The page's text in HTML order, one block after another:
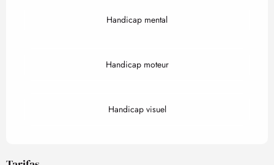
Handicap mental
Handicap moteur
Handicap visuel